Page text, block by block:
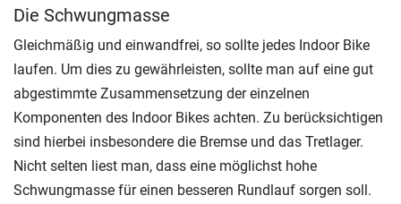
Die Schwungmasse
Gleichmäßig und einwandfrei, so sollte jedes Indoor Bike
laufen. Um dies zu gewährleisten, sollte man auf eine gut
abgestimmte Zusammensetzung der einzelnen
Komponenten des Indoor Bikes achten. Zu berücksichtigen
sind hierbei insbesondere die Bremse und das Tretlager.
Nicht selten liest man, dass eine möglichst hohe
Schwungmasse für einen besseren Rundlauf sorgen soll.